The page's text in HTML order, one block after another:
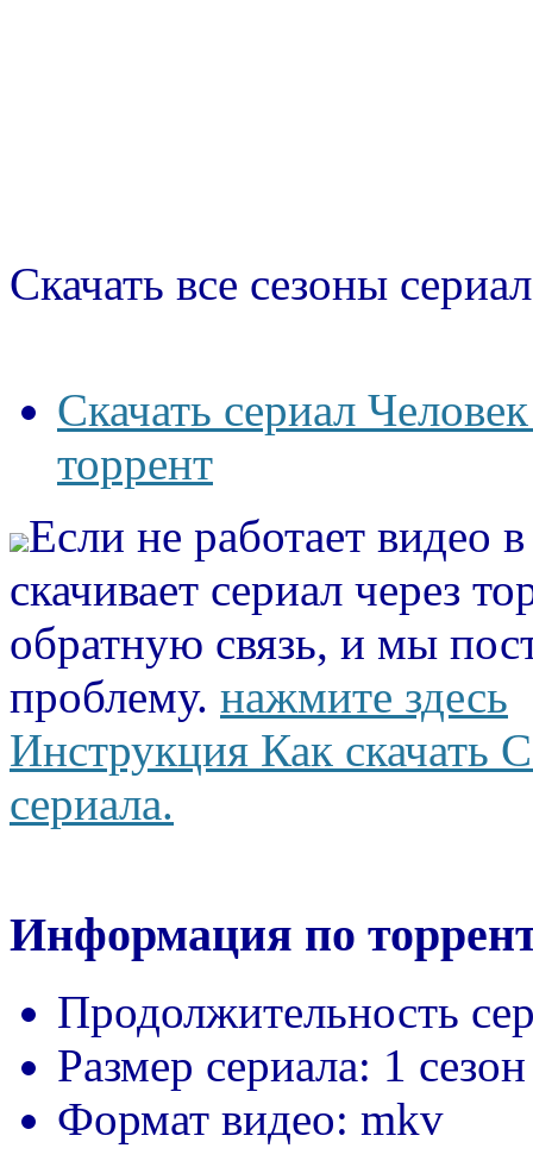
Скачать все сезоны
Скачать сериал
торрент
Если не работает видео
скачивает сериал через
обратную связь, и мы
проблему. нажмите здесь
Инструкция Как скачать
сериала.
Информация по
Продолжительность
Размер сериала: 1
Формат видео: mkv